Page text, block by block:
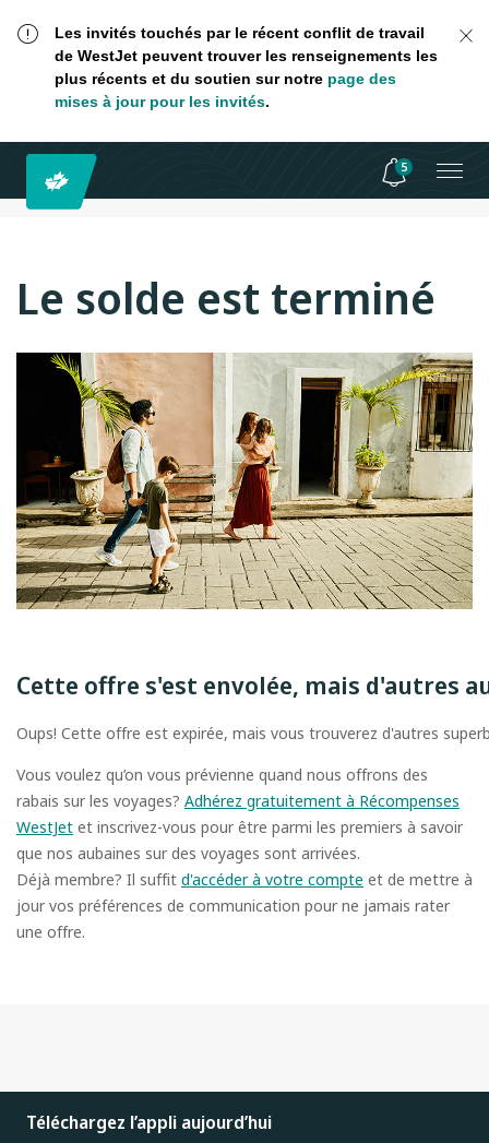
Les invités touchés par le récent conflit de travail
de WestJet peuvent trouver les renseignements les
plus récents et du soutien sur notre page des
mises à jour pour les invités.
5
Le solde est terminé
Cette offre s'est envolée, mais d'autres
Oups! Cette offre est expirée, mais vous trouverez d'autres
Vous voulez qu’on vous prévienne quand nous offrons des
rabais sur les voyages? Adhérez gratuitement à Récompenses
WestJet et inscrivez-vous pour être parmi les premiers à savoir
que nos aubaines sur des voyages sont arrivées.
Déjà membre? Il suffit d'accéder à votre compte et de mettre à
jour vos préférences de communication pour ne jamais rater
une offre.
Téléchargez l’appli aujourd’hui